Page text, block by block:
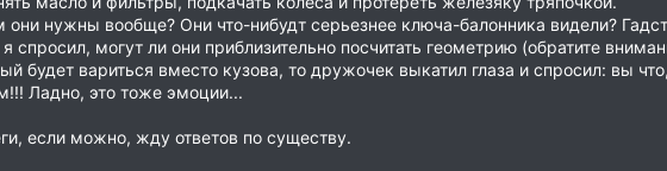
они нужны вообще? Они что-нибудт серьезнее ключа-балонника видели?
я спросил, могут ли они приблизительно посчитать геометрию (обратите
будет вариться вместо кузова, то дружочек выкатил глаза и спросил: вы
Ладно, это тоже эмоции...
если можно, жду ответов по существу.